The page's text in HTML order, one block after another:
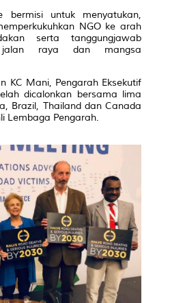
bermisi untuk menyatukan,
NGO ke arah
serta tanggungjawab
jalan raya dan mangsa
KC Mani, Pengarah Eksekutif
dicalonkan bersama lima
Brazil, Thailand dan Canada
Lembaga Pengarah.